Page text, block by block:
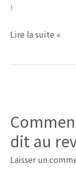
!
La
mondiale
a
lieu
le
22
Lire la suite »
dit au
Laisser un